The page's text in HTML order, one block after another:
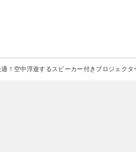
！空中浮遊するスピーカー付きプロジェクタ